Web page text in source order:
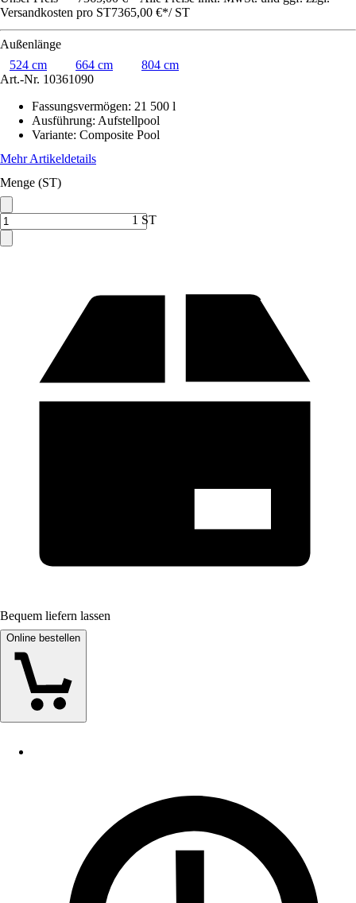
Versandkosten pro ST7365,00 €*/ ST
Außenlänge
524 cm
664 cm
804 cm
Art.-Nr. 10361090
Fassungsvermögen: 21 500 l
Ausführung: Aufstellpool
Variante: Composite Pool
Mehr Artikeldetails
Menge (ST)
1 ST
Bequem liefern lassen
Online bestellen